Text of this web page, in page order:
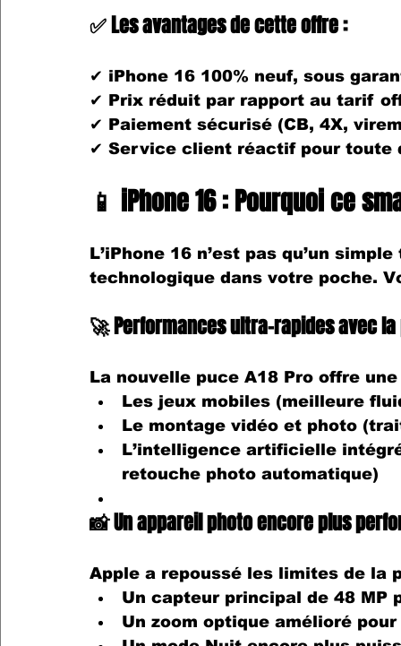
✅ Les avantages de cette offre :
✔ iPhone 16 100% neuf, sous
✔ Prix réduit par rapport au tarif
✔ Paiement sécurisé (CB, 4X,
✔ Service client réactif pour toute
📱 iPhone 16 : Pourquoi ce
L’iPhone 16 n’est pas qu’un
technologique dans votre poche.
🚀 Performances ultra-rapides avec la
La nouvelle puce A18 Pro offre
Les jeux mobiles (meilleure
Le montage vidéo et photo
L’intelligence artificielle
retouche photo automatique)
📸 Un appareil photo encore plus
Apple a repoussé les limites de la
Un capteur principal de 48 MP
Un zoom optique amélioré